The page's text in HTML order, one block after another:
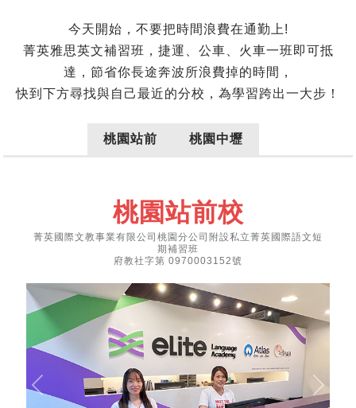
今天開始，不要把時間浪費在通勤上!
菁英雅思英文補習班，捷運、公車、火車一班即可抵
達，節省你長途奔波所浪費掉的時間，
快到下方尋找與自己最近的分校，為學習跨出一大步！
桃園站前 桃園中壢
桃園站前校
菁英國際文教事業有限公司桃園分公司附設私立菁英國際語文短
期補習班
府教社字第 0970003152號
Previous Next